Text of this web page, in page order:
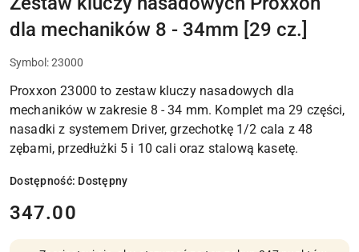
dla mechaników 8 - 34mm [29 cz.]
Symbol:23000
Proxxon 23000 to zestaw kluczy nasadowych dla
mechaników w zakresie 8 - 34 mm. Komplet ma 29 części,
nasadki z systemem Driver, grzechotkę 1/2 cala z 48
zębami, przedłużki 5 i 10 cali oraz stalową kasetę.
Dostępność: Dostępny
cena:
347.00